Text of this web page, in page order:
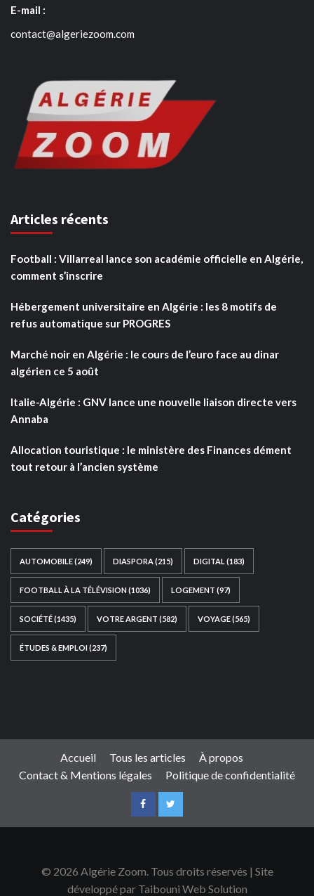
E-mail :
contact@algeriezoom.com
Articles récents
Football : Villarreal lance son académie officielle en Algérie,
comment s’inscrire
Hébergement universitaire en Algérie : les 8 motifs de
refus automatique sur PROGRES
Marché noir en Algérie : le cours de l’euro face au dinar
algérien ce 5 août
Italie-Algérie : GNV lance une nouvelle liaison directe vers
Annaba
Allocation touristique : le ministère des Finances dément
tout retour à l’ancien système
Catégories
AUTOMOBILE(249) DIASPORA (215) DIGITAL (183)
FOOTBALL À LA TÉLÉVISION(1036) LOGEMENT (97)
SOCIÉTÉ(1435) VOTRE ARGENT (582) VOYAGE(565)
ÉTUDES & EMPLOI(237)
Accueil Tous les articles
À propos
Contact & Mentions légales
Politique de confidentialité
© 2026 Algérie Zoom. Tous droits réservés | Site
développé par Taibouni Web Solution